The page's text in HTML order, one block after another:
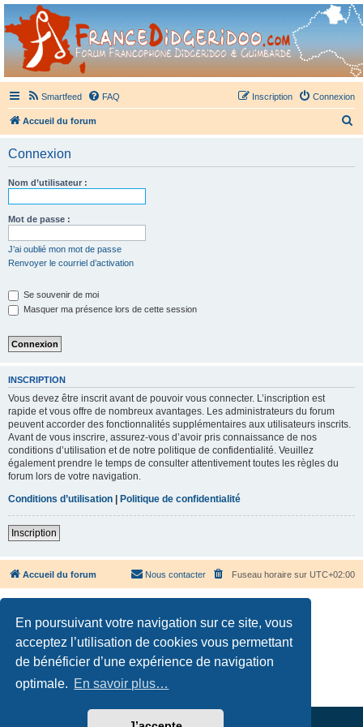
En poursuivant votre navigation sur ce site, vous
acceptez l’utilisation de cookies vous permettant
de bénéficier d’une expérience de navigation
optimale. En savoir plus…
France Didgeridoo
Didgeridoo et Guimbarde sur France Didgeridoo - retrouvez la communauté.
Smartfeed FAQ Connexion
Inscription
Accueil du forum
Connexion
Nom d’utilisateur :
Mot de passe :
J’ai oublié mon mot de passe
Renvoyer le courriel d’activation
Se souvenir de moi
Masquer ma présence lors de cette session
INSCRIPTION
Vous devez être inscrit avant de pouvoir vous connecter. L’inscription est
rapide et vous offre de nombreux avantages. Les administrateurs du forum
peuvent accorder des fonctionnalités supplémentaires aux utilisateurs inscrits.
Avant de vous inscrire, assurez-vous d’avoir pris connaissance de nos
conditions d’utilisation et de notre politique de confidentialité. Veuillez
également prendre le temps de consulter attentivement toutes les règles du
forum lors de votre navigation.
Conditions d’utilisation
Politique de confidentialité
Inscription
Accueil du forum Fuseau horaire sur UTC+02:00
Nous contacter
Développé parphpBB® Forum Software © phpBB Limited
Confidentialité